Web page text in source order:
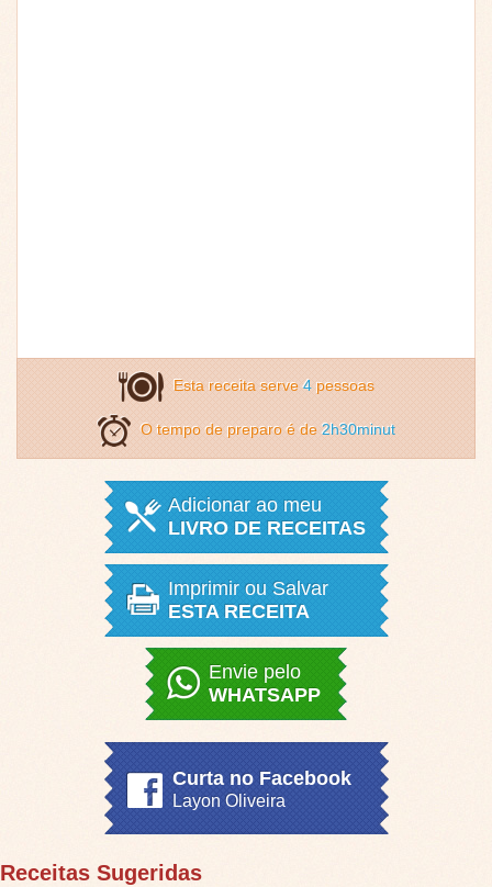
Esta receita serve4 pessoas
O tempo de preparo é de2h30minut
Adicionar ao meu
LIVRO DE RECEITAS
Imprimir ou Salvar
ESTA RECEITA
Envie pelo
WHATSAPP
Curta no Facebook
Layon Oliveira
Receitas Sugeridas